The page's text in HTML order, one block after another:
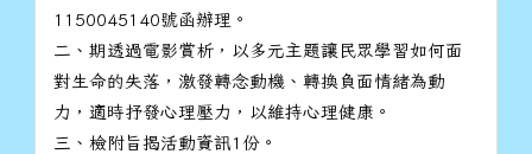
1150045140號函辦理。
二、期透過電影賞析，以多元主題讓民眾學習如何面
對生命的失落，激發轉念動機、轉換負面情緒為動
力，適時抒發心理壓力，以維持心理健康。
三、檢附旨揭活動資訊1份。